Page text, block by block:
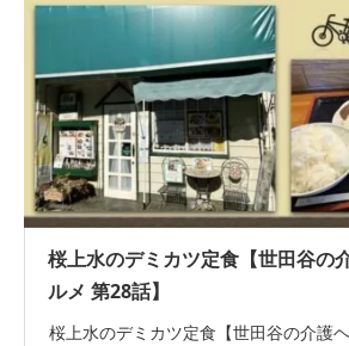
桜上水のデミカツ定食【世田谷の
ルメ 第28話】
桜上水のデミカツ定食【世田谷の介護